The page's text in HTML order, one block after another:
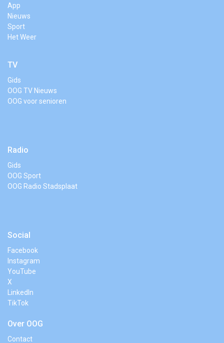
App
Nieuws
Sport
Het Weer
TV
Gids
OOG TV Nieuws
OOG voor senioren
Radio
Gids
OOG Sport
OOG Radio Stadsplaat
Social
Facebook
Instagram
YouTube
X
LinkedIn
TikTok
Over OOG
Contact